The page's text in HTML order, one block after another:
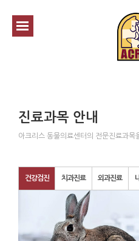
진료과목 안내
아크리스 동물의료센터의 전문진료과목
건강검진 치과진료 외과진료